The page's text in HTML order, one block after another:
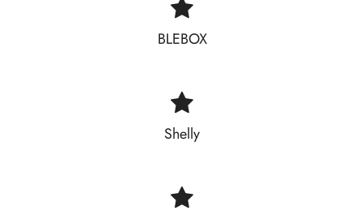
BLEBOX
Shelly